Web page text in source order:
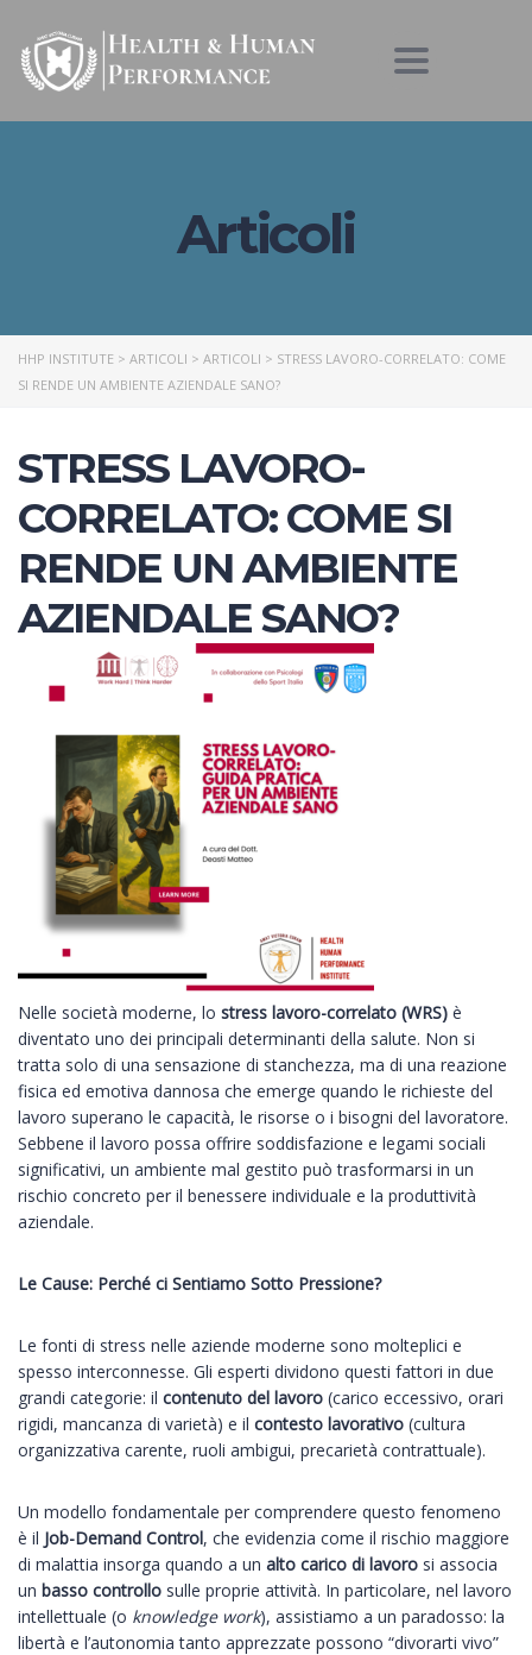
Toggle
Articoli
HHP INSTITUTE > ARTICOLI > ARTICOLI > STRESS LAVORO-CORRELATO: COME
SI RENDE UN AMBIENTE AZIENDALE SANO?
STRESS LAVORO-
CORRELATO: COME SI
RENDE UN AMBIENTE
AZIENDALE SANO?
Nelle società moderne, lo stress lavoro-correlato (WRS) è
diventato uno dei principali determinanti della salute. Non si
tratta solo di una sensazione di stanchezza, ma di una reazione
fisica ed emotiva dannosa che emerge quando le richieste del
lavoro superano le capacità, le risorse o i bisogni del lavoratore.
Sebbene il lavoro possa offrire soddisfazione e legami sociali
significativi, un ambiente mal gestito può trasformarsi in un
rischio concreto per il benessere individuale e la produttività
aziendale.
Le Cause: Perché ci Sentiamo Sotto Pressione?
Le fonti di stress nelle aziende moderne sono molteplici e
spesso interconnesse. Gli esperti dividono questi fattori in due
grandi categorie: il contenuto del lavoro (carico eccessivo, orari
rigidi, mancanza di varietà) e il contesto lavorativo (cultura
organizzativa carente, ruoli ambigui, precarietà contrattuale).
Un modello fondamentale per comprendere questo fenomeno
è il Job-Demand Control, che evidenzia come il rischio maggiore
di malattia insorga quando a un alto carico di lavoro si associa
un basso controllo sulle proprie attività. In particolare, nel lavoro
intellettuale (o knowledge work), assistiamo a un paradosso: la
libertà e l’autonomia tanto apprezzate possono “divorarti vivo”